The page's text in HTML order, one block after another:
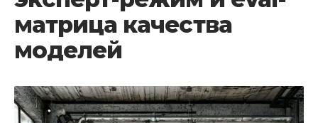
матрица качества
моделей